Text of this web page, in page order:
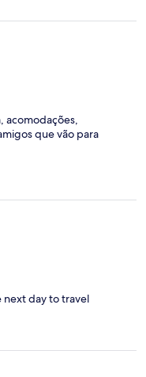
acomodações,
que vão para
next day to travel